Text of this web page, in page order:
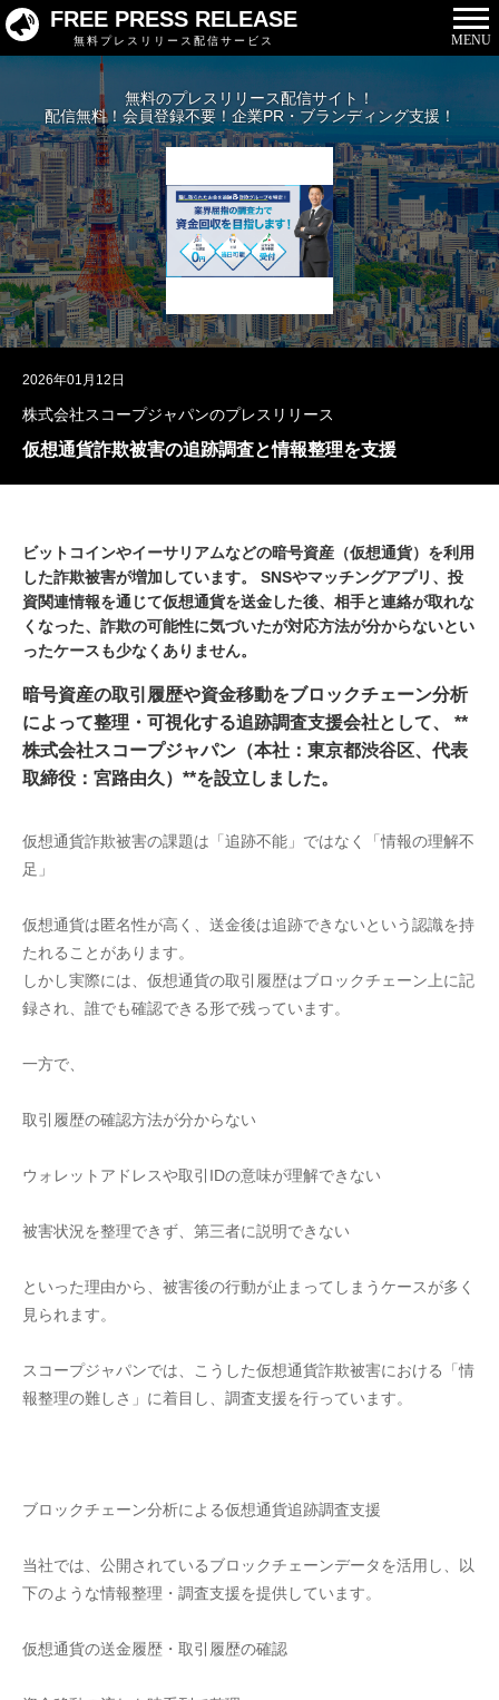
FREE PRESS RELEASE
無料プレスリリース配信サービス MENU
無料のプレスリリース配信サイト！
配信無料！会員登録不要！企業PR・ブランディング支援！
2026年01月12日
株式会社スコープジャパンのプレスリリース
仮想通貨詐欺被害の追跡調査と情報整理を支援
ビットコインやイーサリアムなどの暗号資産（仮想通貨）を利用
した詐欺被害が増加しています。 SNSやマッチングアプリ、投
資関連情報を通じて仮想通貨を送金した後、相手と連絡が取れな
くなった、詐欺の可能性に気づいたが対応方法が分からないとい
ったケースも少なくありません。
暗号資産の取引履歴や資金移動をブロックチェーン分析
によって整理・可視化する追跡調査支援会社として、 **
株式会社スコープジャパン（本社：東京都渋谷区、代表
取締役：宮路由久）**を設立しました。
仮想通貨詐欺被害の課題は「追跡不能」ではなく「情報の理解不
足」
仮想通貨は匿名性が高く、送金後は追跡できないという認識を持
たれることがあります。
しかし実際には、仮想通貨の取引履歴はブロックチェーン上に記
録され、誰でも確認できる形で残っています。
一方で、
取引履歴の確認方法が分からない
ウォレットアドレスや取引IDの意味が理解できない
被害状況を整理できず、第三者に説明できない
といった理由から、被害後の行動が止まってしまうケースが多く
見られます。
スコープジャパンでは、こうした仮想通貨詐欺被害における「情
報整理の難しさ」に着目し、調査支援を行っています。
ブロックチェーン分析による仮想通貨追跡調査支援
当社では、公開されているブロックチェーンデータを活用し、以
下のような情報整理・調査支援を提供しています。
仮想通貨の送金履歴・取引履歴の確認